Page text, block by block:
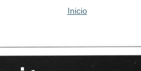
Inicio